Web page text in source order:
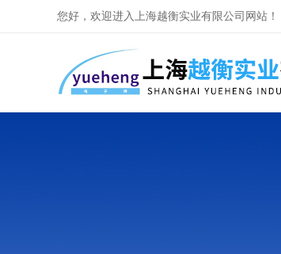
您好，欢迎进入上海越衡实业有限公司网站！